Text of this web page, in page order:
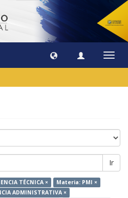
Ir
TÉCNICA ×
Materia: PMI ×
ADMINISTRATIVA ×